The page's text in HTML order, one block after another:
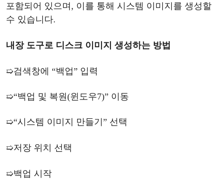
포함되어 있으며 , 이를 통해 시스템 이미지를 생성할
수 있습니다.
내장 도구로 디스크 이미지 생성하는 방법
➯검색창에 “백업” 입력
➯“백업 및 복원(윈도우7)” 이동
➯“시스템 이미지 만들기” 선택
➯저장 위치 선택
➯백업 시작